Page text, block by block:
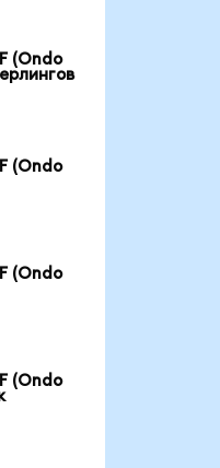
(Ondo
(Ondo
(Ondo
(Ondo